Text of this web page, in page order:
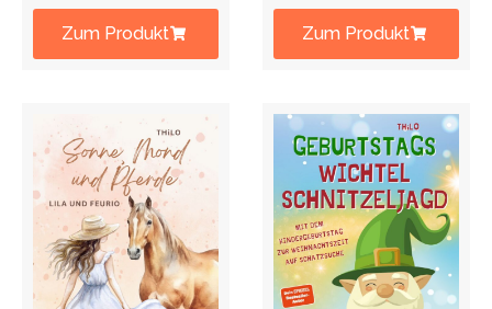
Zum Produkt Zum Produkt